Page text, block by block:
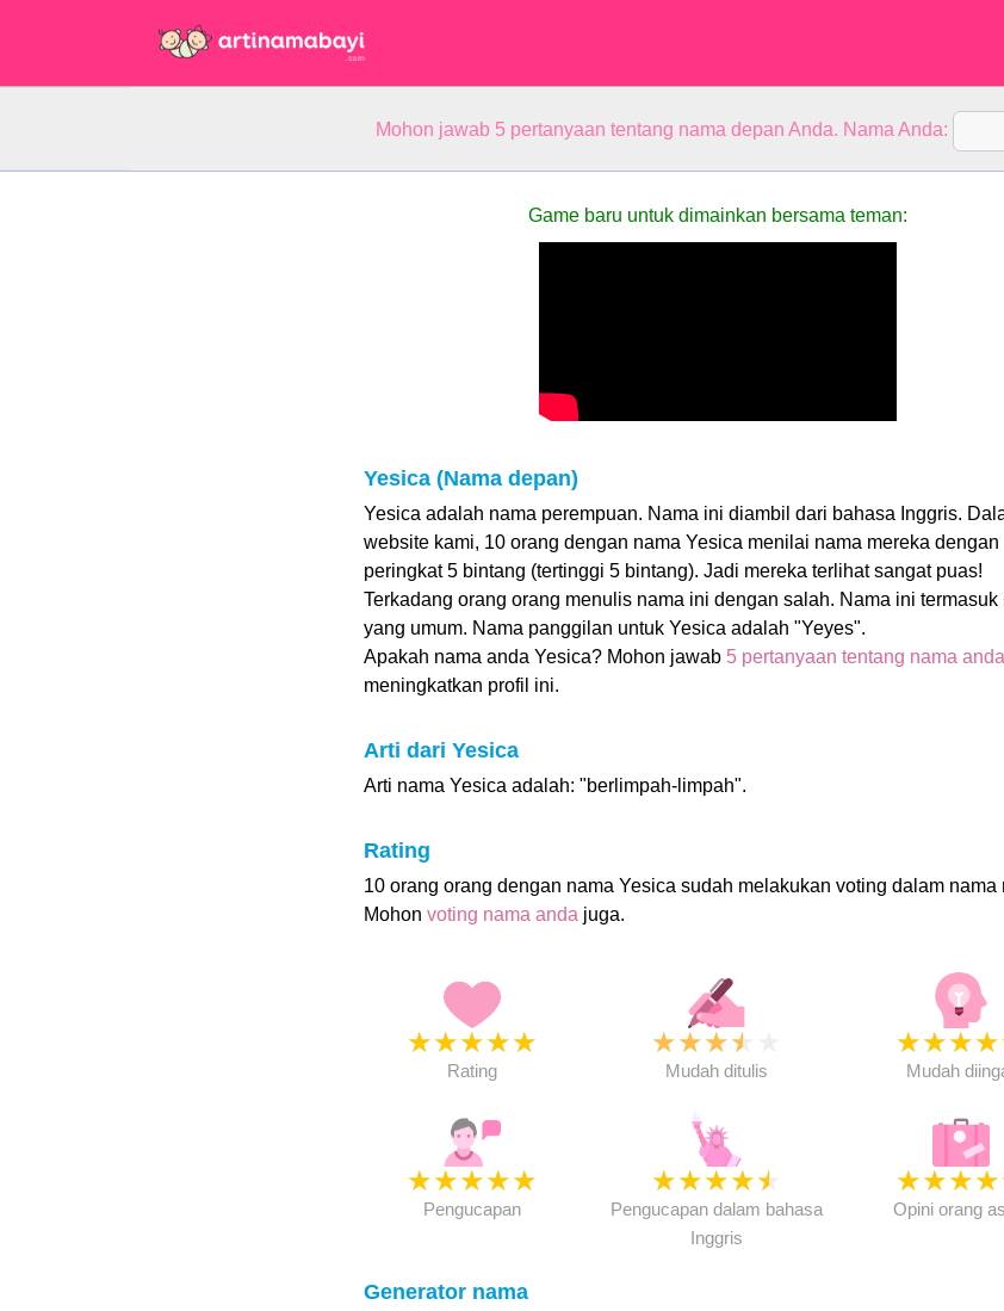
Mohon jawab 5 pertanyaan tentang nama depan Anda. Nama Anda:
Game baru untuk dimainkan bersama teman:
Yesica (Nama depan)
Yesica adalah nama perempuan. Nama ini diambil dari bahasa Inggris.
website kami, 10 orang dengan nama Yesica menilai nama mereka dengan
peringkat 5 bintang (tertinggi 5 bintang). Jadi mereka terlihat sangat puas!
Terkadang orang orang menulis nama ini dengan salah. Nama ini termasuk
yang umum. Nama panggilan untuk Yesica adalah "Yeyes".
Apakah nama anda Yesica? Mohon jawab 5 pertanyaan tentang nama anda
meningkatkan profil ini.
Arti dari Yesica
Arti nama Yesica adalah: "berlimpah-limpah".
Rating
10 orang orang dengan nama Yesica sudah melakukan voting dalam nama
Mohon voting nama anda juga.
★★★★★
Rating
★★★★
Mudah ditulis
★★★★
Mudah
★★★★★
Pengucapan
★★★★★
Pengucapan dalam bahasa
Inggris
★★★★
Opini orang
Generator nama